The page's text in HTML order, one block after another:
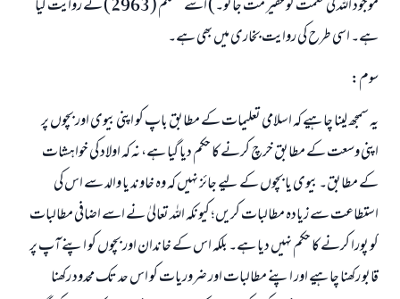
موجود اللہ کی نعمت کو حقیر مت جانو۔) اسے مسلم (2963) نے روایت کیا
ہے۔ اسی طرح کی روایت بخاری میں بھی ہے۔
سوم:
یہ سمجھ لینا چاہیے کہ اسلامی تعلیمات کے مطابق باپ کو اپنی بیوی اور بچوں پر
اپنی وسعت کے مطابق خرچ کرنے کا حکم دیا گیا ہے، نہ کہ اولاد کی خواہشات
کے مطابق۔ بیوی یا بچوں کے لیے جائز نہیں کہ وہ خاوند یا والد سے اس کی
استطاعت سے زیادہ مطالبات کریں؛ کیونکہ اللہ تعالیٰ نے اسے اضافی مطالبات
کو پورا کرنے کا حکم نہیں دیا ہے۔ بلکہ اس کے خاندان اور بچوں کو اپنے آپ پر
قابو رکھنا چاہیے اور اپنے مطالبات اور ضروریات کو اس حد تک محدود رکھنا